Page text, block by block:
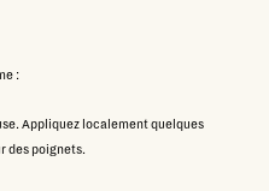
:
Appliquez localement quelques
des poignets.